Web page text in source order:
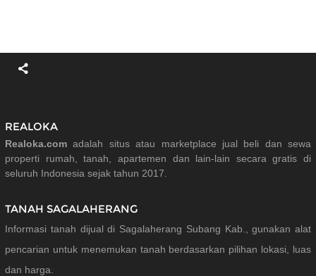
REALOKA
Realoka.com adalah situs atau marketplace jual beli dan sewa
properti rumah, tanah, apartemen dan lain-lain secara gratis di
seluruh Indonesia sejak tahun 2017.
TANAH SAGALAHERANG
Informasi tanah dijual di Sagalaherang Subang Kab., gunakan alat
pencarian untuk menemukan tanah berdasarkan pilihan lokasi, luas
dan harga.